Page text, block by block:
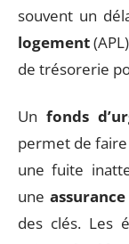
souvent un
logement
de trésorerie
Un fonds
permet de faire
une fuite
une
des clés. Les